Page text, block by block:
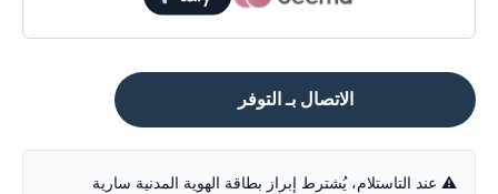
الاتصال بـ التوفر
⚠️ عند التاستلام، يُشترط إبراز بطاقة الهوية المدنية سارية